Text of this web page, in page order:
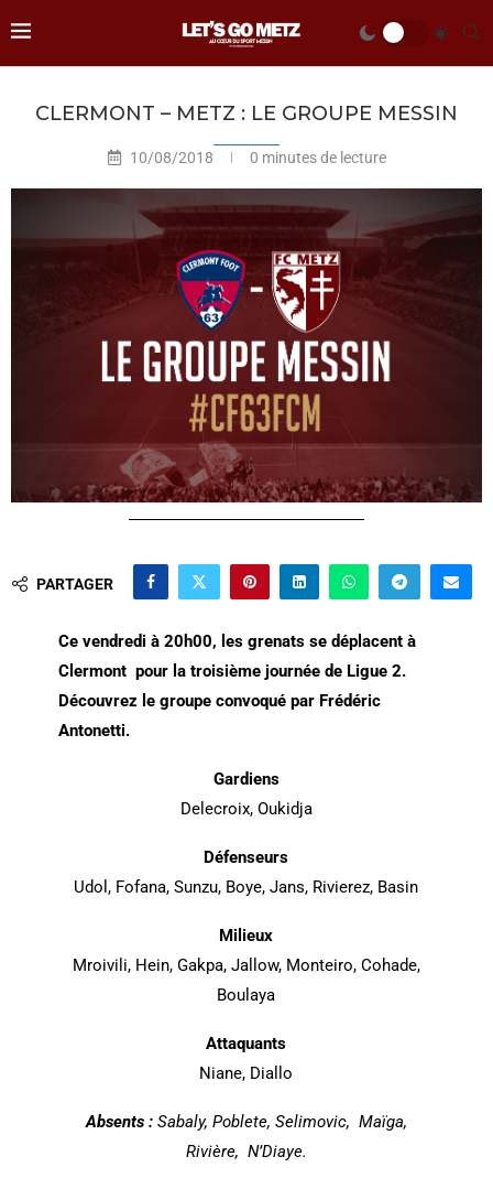
CLERMONT – METZ : LE GROUPE MESSIN
10/08/2018 0 minutes de lecture
PARTAGER
Ce vendredi à 20h00, les grenats se déplacent à
Clermont pour la troisième journée de Ligue 2.
Découvrez le groupe convoqué par Frédéric
Antonetti.
Gardiens
Delecroix, Oukidja
Défenseurs
Udol, Fofana, Sunzu, Boye, Jans, Rivierez, Basin
Milieux
Mroivili, Hein, Gakpa, Jallow, Monteiro, Cohade,
Boulaya
Attaquants
Niane, Diallo
Absents : Sabaly, Poblete, Selimovic, Maïga,
Rivière, N’Diaye.